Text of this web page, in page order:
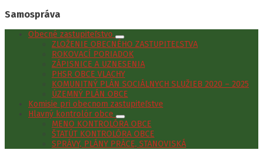
Samospráva
Obecné zastupiteľstvo
ZLOŽENIE OBECNÉHO ZASTUPITEĽSTVA
ROKOVACÍ PORIADOK
ZÁPISNICE A UZNESENIA
PHSR OBCE VLACHY
KOMUNITNÝ PLÁN SOCIÁLNYCH SLUŽIEB 2020 – 2025
ÚZEMNÝ PLÁN OBCE
Komisie pri obecnom zastupiteľstve
Hlavný kontrolór obce
MENO KONTROLÓRA OBCE
ŠTATÚT KONTROLÓRA OBCE
SPRÁVY, PLÁNY PRÁCE, STANOVISKÁ